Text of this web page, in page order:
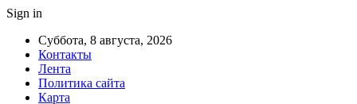
Sign in
Суббота, 8 августа, 2026
Контакты
Лента
Политика сайта
Карта